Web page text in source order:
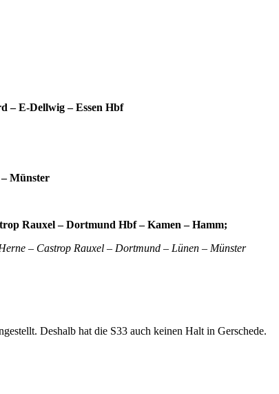
– E-Dellwig – Essen Hbf
Münster
Rauxel – Dortmund Hbf – Kamen – Hamm;
– Castrop Rauxel – Dortmund – Lünen – Münster
Deshalb hat die S33 auch keinen Halt in Gerschede.